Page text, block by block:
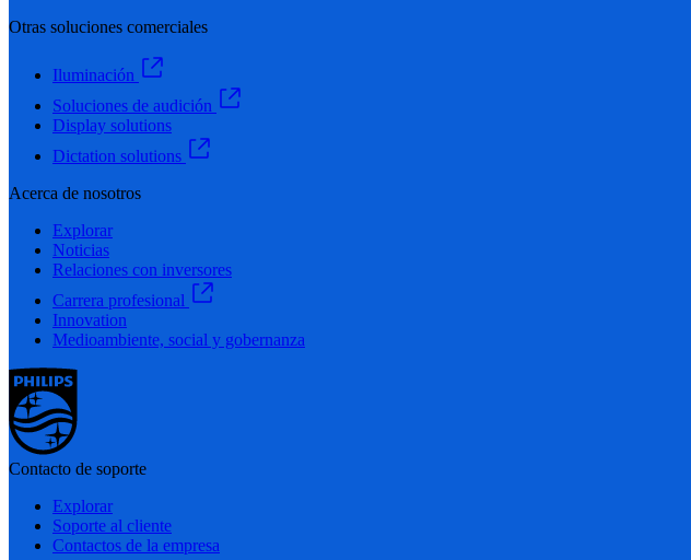
Otras soluciones comerciales
Iluminación
Soluciones de audición
Display solutions
Dictation solutions
Acerca de nosotros
Explorar
Noticias
Relaciones con inversores
Carrera profesional
Innovation
Medioambiente, social y gobernanza
Contacto de soporte
Explorar
Soporte al cliente
Contactos de la empresa